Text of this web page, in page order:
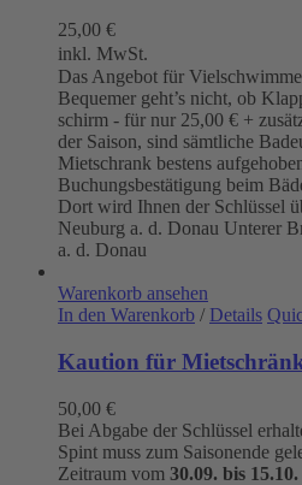
25,00 €
inkl. MwSt.
Das Angebot für
Bequemer geht’s nicht, ob
schirm - für nur 25,00 € +
der Saison, sind sämtliche
Mietschrank bestens
Buchungsbestätigung beim
Dort wird Ihnen der Schlüssel
Neuburg a. d. Donau Unterer
a. d. Donau
Warenkorb ansehen
In den Warenkorb / Details
Kaution für
50,00 €
Bei Abgabe der Schlüssel
Spint muss zum Saisonende
Zeitraum vom 30.09. bis